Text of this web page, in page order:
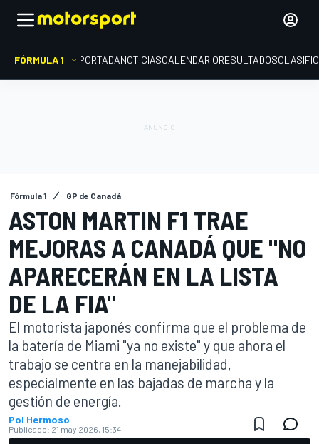
FÓRMULA 1 PORTADANOTICIASCALENDARIORESULTADOS
Fórmula 1 GP de Canadá
ASTON MARTIN F1 TRAE
MEJORAS A CANADÁ QUE "NO
APARECERÁN EN LA LISTA
DE LA FIA"
El motorista japonés confirma que el problema de
la batería de Miami "ya no existe" y que ahora el
trabajo se centra en la manejabilidad,
especialmente en las bajadas de marcha y la
gestión de energía.
Pol Hermoso
Publicado: 21 may 2026, 15:34